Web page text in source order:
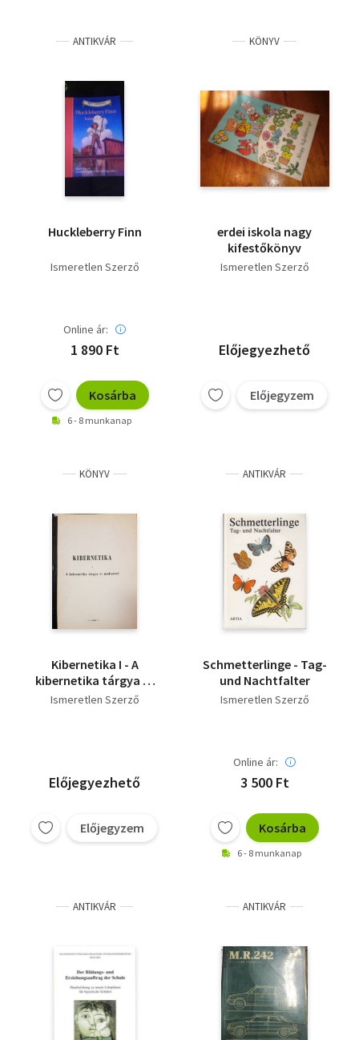
ANTIKVÁR
Huckleberry Finn
Ismeretlen Szerző
Online ár:
1 890 Ft
Kosárba
6 - 8 munkanap
KÖNYV
erdei iskola nagy
kifestőkönyv
Ismeretlen Szerző
Előjegyezhető
Előjegyzem
KÖNYV
Kibernetika I - A
kibernetika tárgya és
módszerei
Ismeretlen Szerző
Előjegyezhető
Előjegyzem
ANTIKVÁR
Schmetterlinge - Tag-
und Nachtfalter
Ismeretlen Szerző
Online ár:
3 500 Ft
Kosárba
6 - 8 munkanap
ANTIKVÁR ANTIKVÁR